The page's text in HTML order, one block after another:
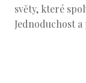
světy, které
Jednoduchost